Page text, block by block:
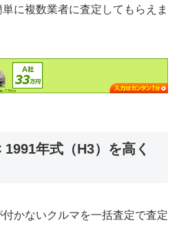
に複数業者に査定してもらえま
年式（H3）を高く
かないクルマを一括査定で査定